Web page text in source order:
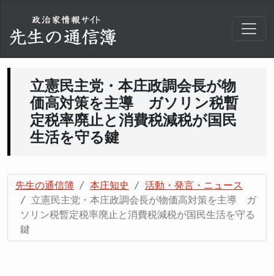
立憲民主党・本庄政調会長が物
価高対策を主導 ガソリン税暫
定税率廃止と消費税減税が国民
生活を守る鍵
先生の通信簿 本庄知史
活動・発言・ニュース
立憲民主党・本庄政調会長が物価高対策を主導 ガ
ソリン税暫定税率廃止と消費税減税が国民生活を守る
鍵